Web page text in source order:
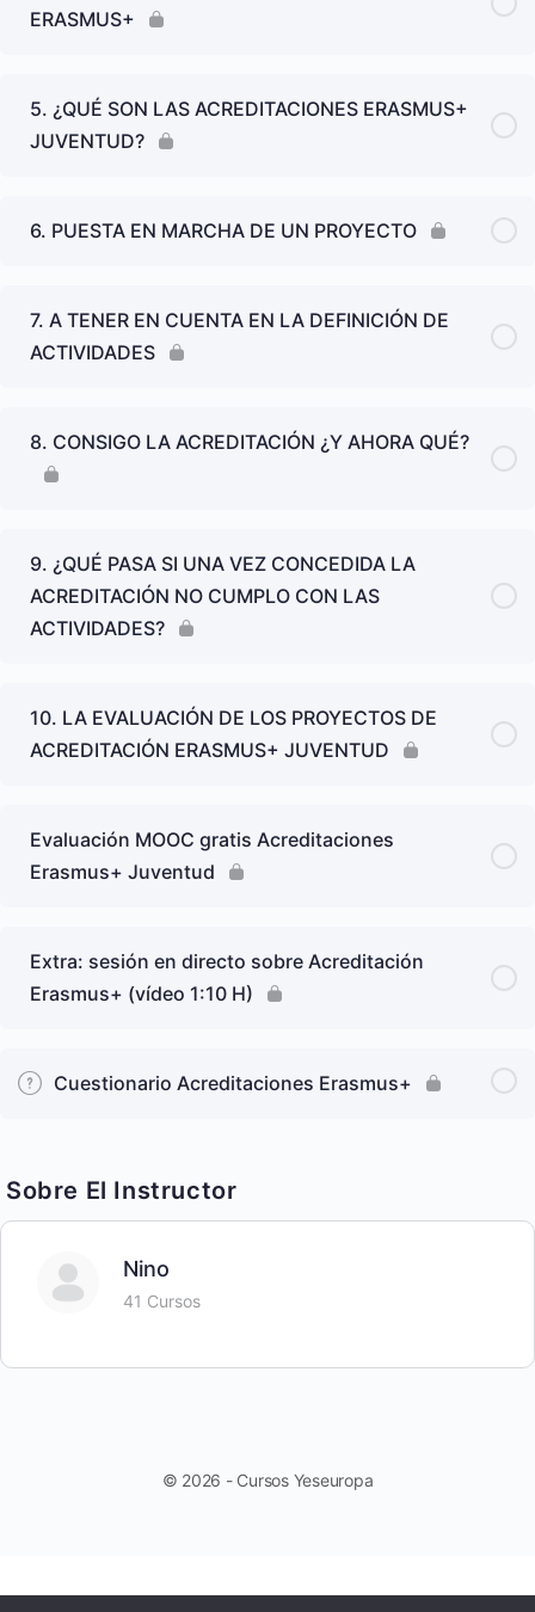
ERASMUS+
5. ¿QUÉ SON LAS ACREDITACIONES ERASMUS+
JUVENTUD?
6. PUESTA EN MARCHA DE UN PROYECTO
7. A TENER EN CUENTA EN LA DEFINICIÓN DE
ACTIVIDADES
8. CONSIGO LA ACREDITACIÓN ¿Y AHORA QUÉ?
9. ¿QUÉ PASA SI UNA VEZ CONCEDIDA LA
ACREDITACIÓN NO CUMPLO CON LAS
ACTIVIDADES?
10. LA EVALUACIÓN DE LOS PROYECTOS DE
ACREDITACIÓN ERASMUS+ JUVENTUD
Evaluación MOOC gratis Acreditaciones
Erasmus+ Juventud
Extra: sesión en directo sobre Acreditación
Erasmus+ (vídeo 1:10 H)
Cuestionario Acreditaciones Erasmus+
Sobre El Instructor
Nino
41 Cursos
© 2026 - Cursos Yeseuropa